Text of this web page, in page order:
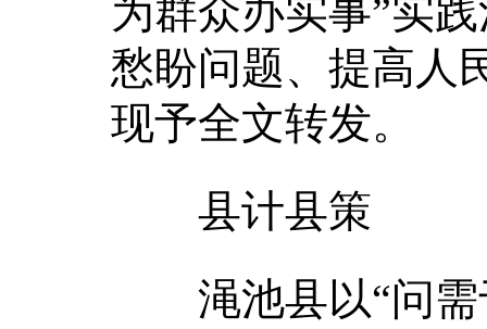
为群众办实事”实
愁盼问题、提高人
现予全文转发。
县计县策
渑池县以“问需